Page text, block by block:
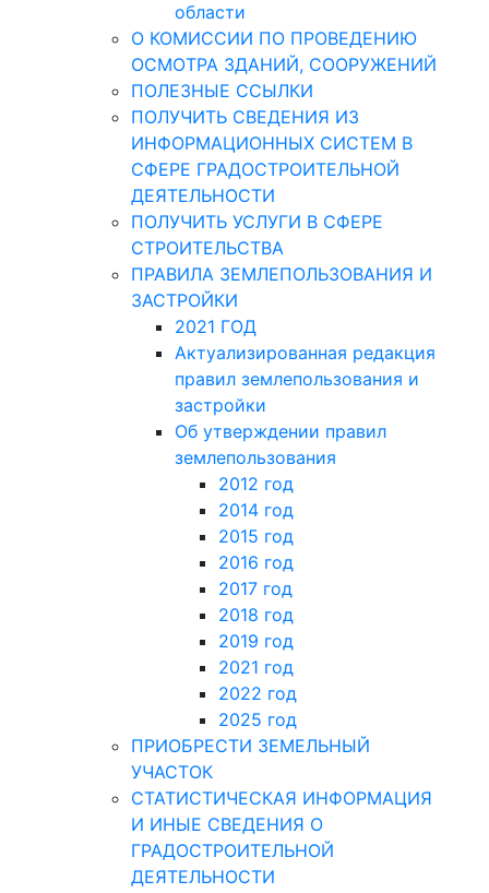
области
О КОМИССИИ ПО ПРОВЕДЕНИЮ
ОСМОТРА ЗДАНИЙ, СООРУЖЕНИЙ
ПОЛЕЗНЫЕ ССЫЛКИ
ПОЛУЧИТЬ СВЕДЕНИЯ ИЗ
ИНФОРМАЦИОННЫХ СИСТЕМ В
СФЕРЕ ГРАДОСТРОИТЕЛЬНОЙ
ДЕЯТЕЛЬНОСТИ
ПОЛУЧИТЬ УСЛУГИ В СФЕРЕ
СТРОИТЕЛЬСТВА
ПРАВИЛА ЗЕМЛЕПОЛЬЗОВАНИЯ И
ЗАСТРОЙКИ
2021 ГОД
Актуализированная редакция
правил землепользования и
застройки
Об утверждении правил
землепользования
2012 год
2014 год
2015 год
2016 год
2017 год
2018 год
2019 год
2021 год
2022 год
2025 год
ПРИОБРЕСТИ ЗЕМЕЛЬНЫЙ
УЧАСТОК
СТАТИСТИЧЕСКАЯ ИНФОРМАЦИЯ
И ИНЫЕ СВЕДЕНИЯ О
ГРАДОСТРОИТЕЛЬНОЙ
ДЕЯТЕЛЬНОСТИ